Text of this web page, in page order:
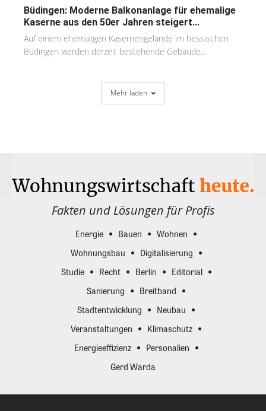
Büdingen: Moderne Balkonanlage für ehemalige
Kaserne aus den 50er Jahren steigert...
Auf einem ehemaligen Kasernengelände im hessischen
Büdingen werden derzeit bestehende Gebäude...
Mehr laden
Fakten und Lösungen für Profis
Energie Bauen
Wohnen
Wohnungsbau
Digitalisierung
Studie
Recht Berlin
Editorial
Sanierung
Breitband
Stadtentwicklung
Neubau
Veranstaltungen
Klimaschutz
Energieeffizienz
Personalien
Gerd Warda